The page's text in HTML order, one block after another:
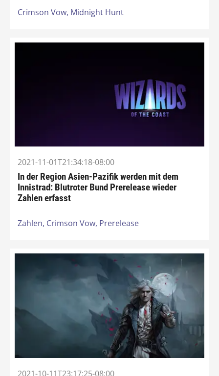
Crimson Vow, Midnight Hunt
2021-11-01T21:34:18-08:00
In der Region Asien-Pazifik werden mit dem
Innistrad: Blutroter Bund Prerelease wieder
Zahlen erfasst
Zahlen, Crimson Vow, Prerelease
2021-10-11T23:17:25-08:00